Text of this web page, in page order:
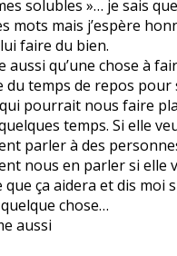
solubles »… je sais
mots mais j’espère
faire du bien.
aussi qu’une chose à
du temps de repos pour
pourrait nous faire
temps. Si elle
parler à des
nous en parler si elle
que ça aidera et dis moi
chose…
aussi